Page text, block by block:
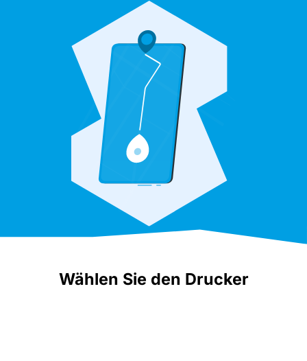
Wählen Sie den Drucker